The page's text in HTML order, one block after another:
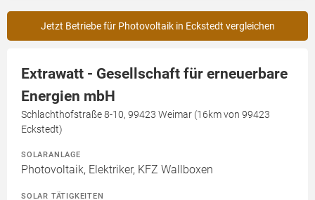
Jetzt Betriebe für Photovoltaik in Eckstedt vergleichen
Extrawatt - Gesellschaft für erneuerbare
Energien mbH
Schlachthofstraße 8-10, 99423 Weimar (16km von 99423
Eckstedt)
SOLARANLAGE
Photovoltaik, Elektriker, KFZ Wallboxen
SOLAR TÄTIGKEITEN